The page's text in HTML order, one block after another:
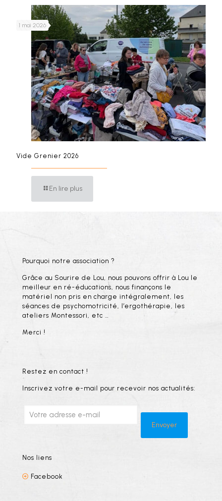
1 mai 2026
Vide Grenier 2026
En lire plus
Pourquoi notre association ?
Grâce au Sourire de Lou, nous pouvons offrir à Lou le
meilleur en ré-éducations, nous finançons le
matériel non pris en charge intégralement, les
séances de psychomotricité, l’ergothérapie, les
ateliers Montessori, etc …
Merci !
Restez en contact !
Inscrivez votre e-mail pour recevoir nos actualités:
Nos liens
Facebook